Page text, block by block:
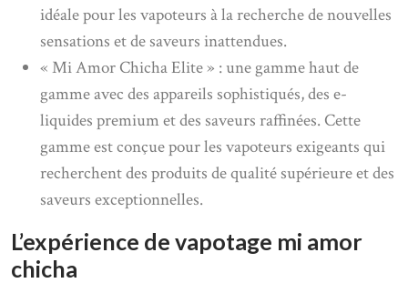
idéale pour les vapoteurs à la recherche de nouvelles
sensations et de saveurs inattendues.
« Mi Amor Chicha Elite » : une gamme haut de
gamme avec des appareils sophistiqués, des e-
liquides premium et des saveurs raffinées. Cette
gamme est conçue pour les vapoteurs exigeants qui
recherchent des produits de qualité supérieure et des
saveurs exceptionnelles.
L’expérience de vapotage mi amor
chicha